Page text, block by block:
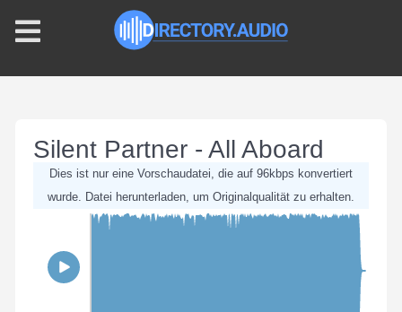
Silent Partner - All Aboard
Dies ist nur eine Vorschaudatei, die auf 96kbps konvertiert
wurde. Datei herunterladen, um Originalqualität zu erhalten.